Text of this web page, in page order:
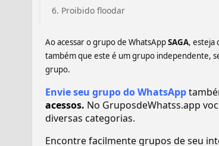
Proibido floodar
Ao acessar o grupo de WhatsAppSAGA, esteja
também que este é um grupo independente,
grupo.
Envie seu grupo do WhatsApp
acessos. No GruposdeWhatss.app
diversas categorias.
Encontre facilmente grupos de seu